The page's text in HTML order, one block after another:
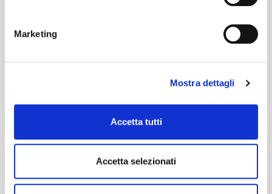
Marketing
Mostra dettagli
Accetta tutti
Accetta selezionati
Caratteristiche e certificazioni
Interessato a questo tessuto?